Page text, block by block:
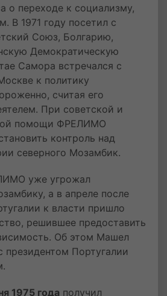
о переходе к социализму,
В 1971 году посетил с
Союз, Болгарию,
Демократическую
Самора встречался с
к политику
считая его
При советской и
помощи ФРЕЛИМО
контроль над
северного Мозамбик.
уже угрожал
а в апреле после
к власти пришло
решившее предоставить
Об этом Машел
президентом Португалии
1975 года получил